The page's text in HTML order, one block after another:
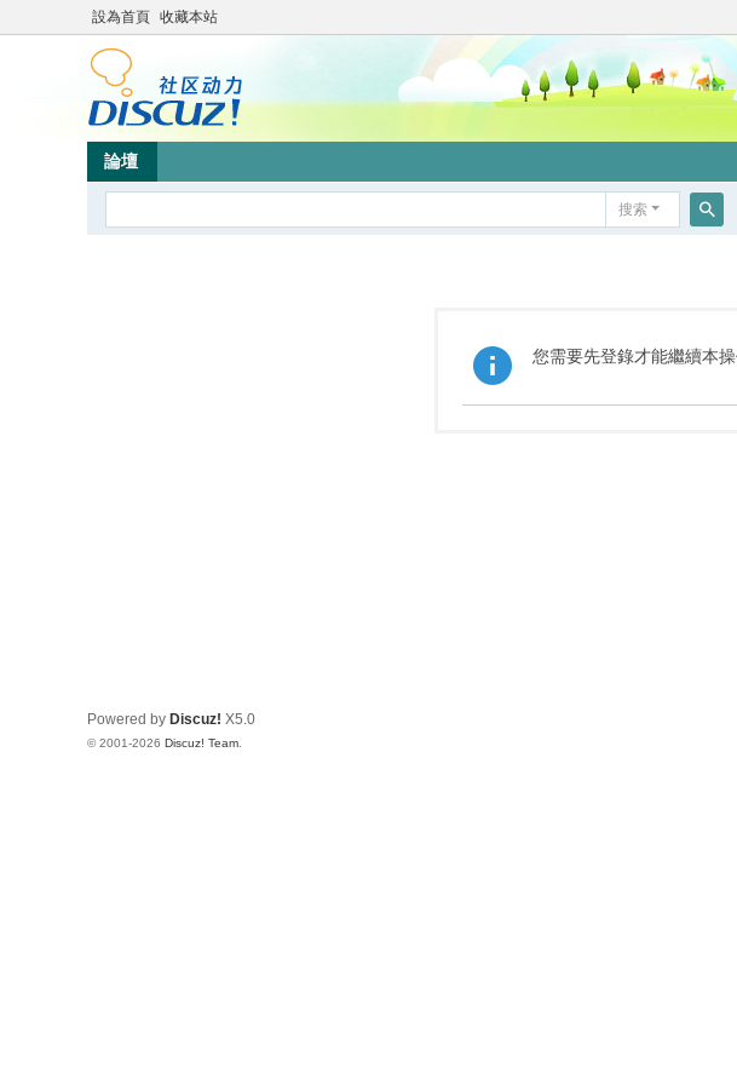
設為首頁 收藏本站
論壇
搜索
您需要先登錄才能繼續本
Powered by Discuz! X5.0
© 2001-2026 Discuz! Team